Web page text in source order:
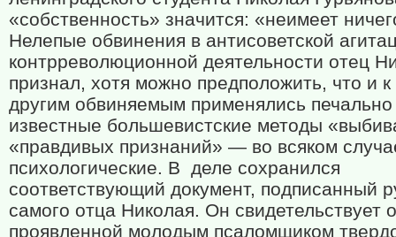
«собственность» значится: «неимеет
Нелепые обвинения в антисоветской
контрреволюционной деятельности отец
признал, хотя можно предположить, что и к
другим обвиняемым применялись печально
известные большевистские методы
«правдивых признаний» — во всяком
психологические. В деле сохранился
соответствующий документ, подписанный
самого отца Николая. Он свидетельствует о
проявленной молодым псаломщиком